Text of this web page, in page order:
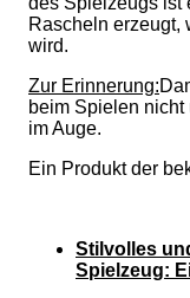
Rascheln erzeugt,
wird.
Zur Erinnerung:
beim Spielen
im Auge.
Ein Produkt der
Stilvolles
Spielzeug: